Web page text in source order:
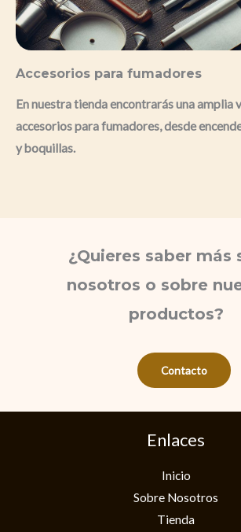
Accesorios para fumadores
En nuestra tienda encontrarás una amplia
accesorios para fumadores, desde
y boquillas.
¿Quieres saber más
nosotros o sobre
productos?
Contacto
Enlaces
Inicio
Sobre Nosotros
Tienda